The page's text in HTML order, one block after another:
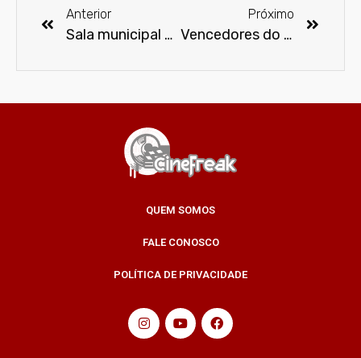
Anterior
Sala municipal de cinema na Galeria Olido será renomeada como ‘Sala Paulo Gustavo’
Próximo
Vencedores do MTV Movie & TV Awards 2021
QUEM SOMOS
FALE CONOSCO
POLÍTICA DE PRIVACIDADE